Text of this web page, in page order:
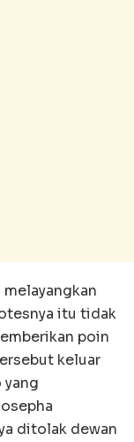
itu tidak
poin
keluar
yang
ditolak dewan